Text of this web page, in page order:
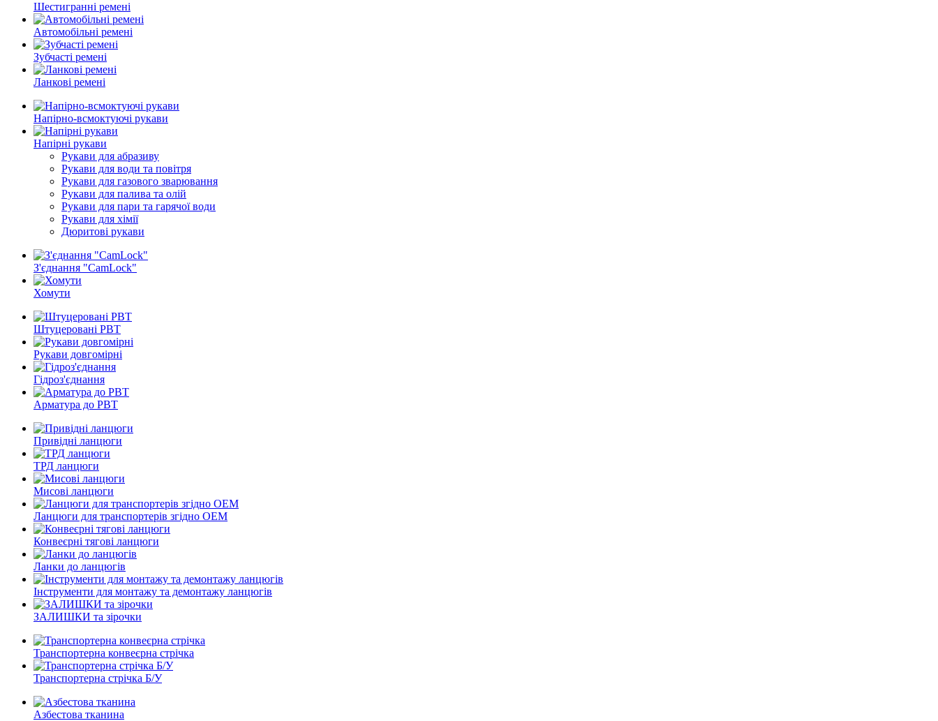
Шестигранні ремені
Автомобільні ремені
Зубчасті ремені
Ланкові ремені
Напірно-всмоктуючі рукави
Напірні рукави
Рукави для абразиву
Рукави для води та повітря
Рукави для газового зварювання
Рукави для палива та олій
Рукави для пари та гарячої води
Рукави для хімії
Дюритові рукави
З'єднання "CamLock"
Хомути
Штуцеровані РВТ
Рукави довгомірні
Гідроз'єднання
Арматура до РВТ
Привідні ланцюги
ТРД ланцюги
Мисові ланцюги
Ланцюги для транспортерів згідно ОEМ
Конвеєрні тягові ланцюги
Ланки до ланцюгів
Інструменти для монтажу та демонтажу ланцюгів
ЗАЛИШКИ та зірочки
Транспортерна конвеєрна стрічка
Транспортерна стрічка Б/У
Азбестова тканина